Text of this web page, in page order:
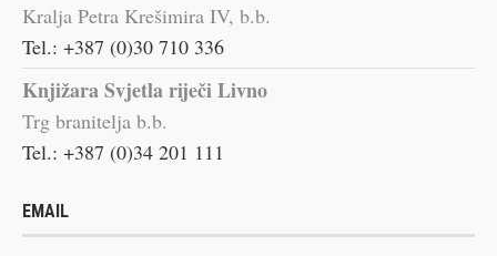
Kralja Petra Krešimira IV, b.b.
Tel.: +387 (0)30 710 336
Knjižara Svjetla riječi Livno
Trg branitelja b.b.
Tel.: +387 (0)34 201 111
EMAIL